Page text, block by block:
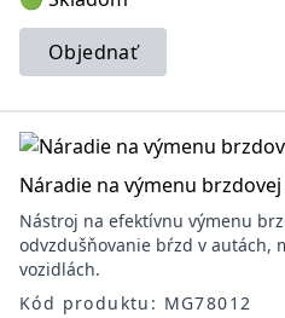
Objednať
Náradie na výmenu
Nástroj na efektívnu výmenu
odvzdušňovanie bŕzd v autách,
vozidlách.
Kód produktu: MG78012